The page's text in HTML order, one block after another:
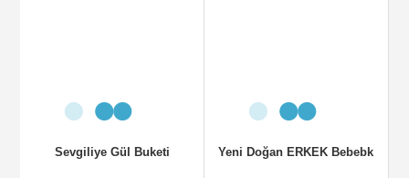
Sevgiliye Gül Buketi Yeni Doğan ERKEK Bebebk